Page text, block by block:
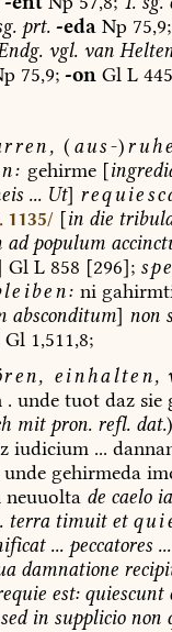
prt. -eda Np75,9;
vgl.van
75,9; -onGlL445
( aus-)
gehirme [
...Ut]
1135/ [indie
adpopulum
GlL858 [296];
ni
absconditum] non
Gl1,511,8;
einhalten,
. undetuotdazsie
mitpron. refl.dat.)
iudicium...
undegehirmeda
neuuolta decaelo
terratimuit et
...peccatores...
damnatione
est:quiescunt
sedinsupplicionon